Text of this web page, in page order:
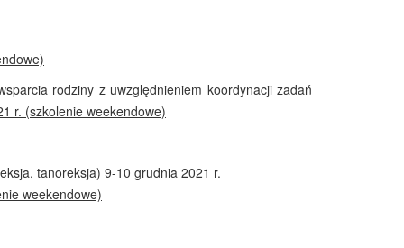
rodziny z uwzględnieniem koordynacji zadań
r. (szkolenie weekendowe)
tanoreksja) 9-10 grudnia 2021 r.
weekendowe)